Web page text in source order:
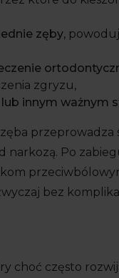
zęby,
zgryzu,
innym ważnym
przeprowadza
narkozą. Po
bez
choć często